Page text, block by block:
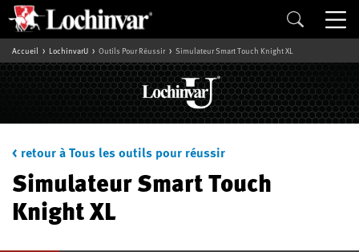
Accueil LochinvarU Outils Pour Réussir Simulateur Smart Touch Knight XL
< retour à Tous les outils pour réussir
Simulateur Smart Touch
Knight XL